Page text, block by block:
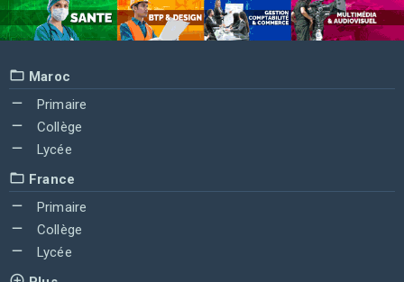
Maroc
Primaire
Collège
Lycée
France
Primaire
Collège
Lycée